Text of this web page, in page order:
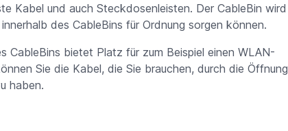
Kabel und auch Steckdosenleisten. Der CableBin wird
des CableBins für Ordnung sorgen können.
CableBins bietet Platz für zum Beispiel einen WLAN-
Sie die Kabel, die Sie brauchen, durch die Öffnung
haben.